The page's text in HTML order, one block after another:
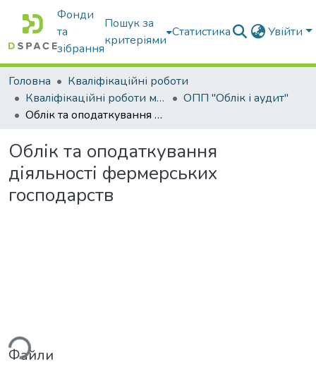
Фонди
та
зібрання
Пошук за
критеріями
Статистика Увійти
Головна
Кваліфікаційні роботи
Кваліфікаційні роботи магістрів
ОПП "Облік і аудит"
Облік та оподаткування діяльності фермерських господарств
Облік та оподаткування
діяльності фермерських
господарств
Файли